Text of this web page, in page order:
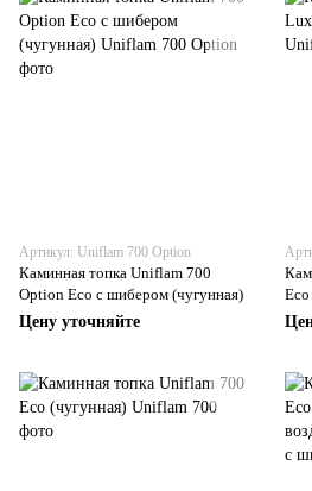
Артикул: Uniflam 700 Option
Каминная топка Uniflam 700
Option Eco c шибером (чугунная)
Цену уточняйте